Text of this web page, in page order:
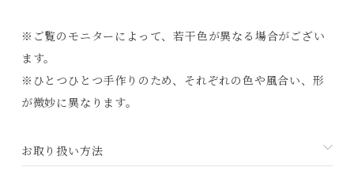
※ご覧のモニターによって、若干色が異なる場合がござい
ます。
※ひとつひとつ手作りのため、それぞれの色や風合い、形
が微妙に異なります。
お取り扱い方法